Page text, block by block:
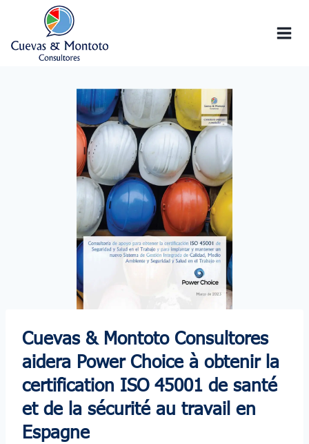
Cuevas & Montoto Consultores
aidera Power Choice à obtenir la
certification ISO 45001 de santé
et de la sécurité au travail en
Espagne